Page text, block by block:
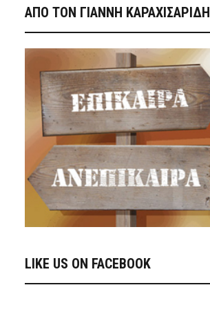
ΑΠΟ ΤΟΝ ΓΙΑΝΝΗ ΚΑΡΑΧΙΣΑΡΙΔΗ
LIKE US ON FACEBOOK